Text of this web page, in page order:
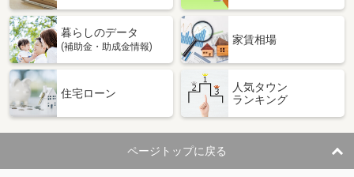
暮らしのデータ
(補助金・助成金情報)
家賃相場
住宅ローン
人気タウン
ランキング
ページトップに戻る